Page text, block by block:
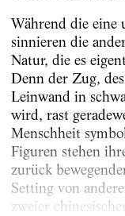
Während die eine
sinnieren die
Natur, die es
Denn der Zug,
Leinwand in
wird, rast
Menschheit
Figuren stehen
zurück
Setting von
zweier